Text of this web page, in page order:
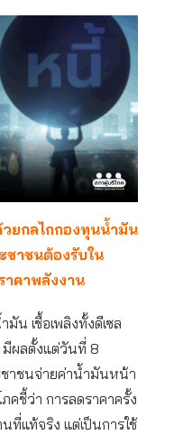
ยกลไกกองทุนน้ำมัน
ชาชนต้องรับใน
าคาพลังงาน
น เชื้อเพลิงทั้งดีเซล
มีผลตั้งแต่วันที่ 8
าชนจ่ายค่าน้ำมันหน้า
คชี้ว่า การลดราคาครั้ง
ที่แท้จริง แต่เป็นการใช้